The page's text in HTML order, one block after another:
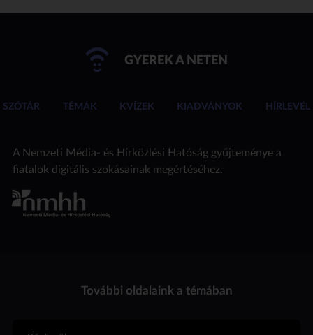
GYEREK A NETEN
SZÓTÁR TÉMÁK KVÍZEK KIADVÁNYOK HÍRLEVÉL
A Nemzeti Média- és Hírközlési Hatóság gyűjteménye a
fiatalok digitális szokásainak megértéséhez.
További oldalaink a témában